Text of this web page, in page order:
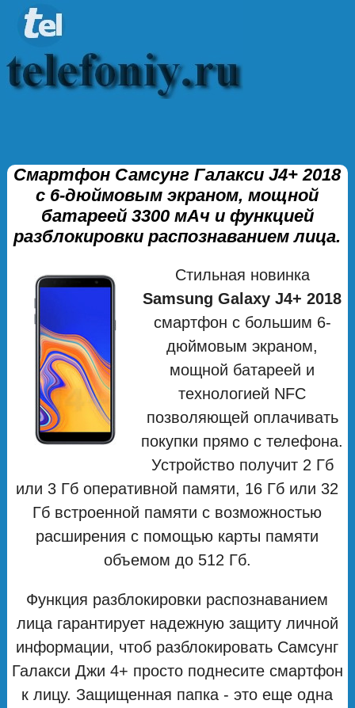
Смартфон Самсунг Галакси J4+ 2018
с 6-дюймовым экраном, мощной
батареей 3300 мАч и функцией
разблокировки распознаванием лица.
Стильная новинка
Samsung Galaxy J4+ 2018
смартфон с большим 6-
дюймовым экраном,
мощной батареей и
технологией NFC
позволяющей оплачивать
покупки прямо с телефона.
Устройство получит 2 Гб
или 3 Гб оперативной памяти, 16 Гб или 32
Гб встроенной памяти с возможностью
расширения с помощью карты памяти
объемом до 512 Гб.
Функция разблокировки распознаванием
лица гарантирует надежную защиту личной
информации, чтоб разблокировать Самсунг
Галакси Джи 4+ просто поднесите смартфон
к лицу. Защищенная папка - это еще одна